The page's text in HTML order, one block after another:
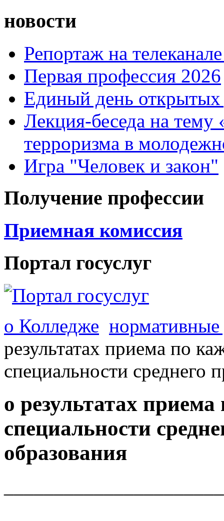
новости
Репортаж на
Первая профессия 2026
Единый день открытых
Лекция-беседа на тему
терроризма в
Игра "Человек и закон"
Получение профессии
Приемная комиссия
Портал госуслуг
о Колледже
результатах приема по
специальности среднего
о результатах
специальности
образования